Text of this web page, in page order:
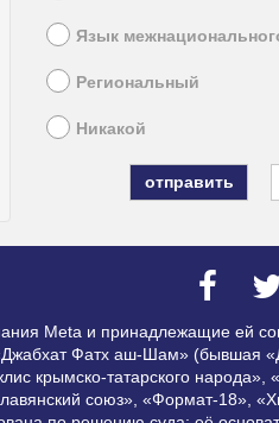
Язык
Региональный
Никакой
Meta и принадлежащие ей
Фатх аш-Шам» (бывшая
крымско-татарского народа»,
союз», «Формат-18»,